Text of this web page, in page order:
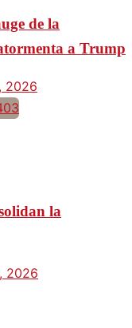
de la
a Trump
2026
la
2026